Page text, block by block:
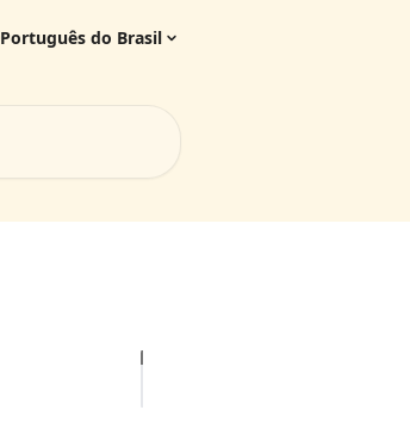
Português do Brasil